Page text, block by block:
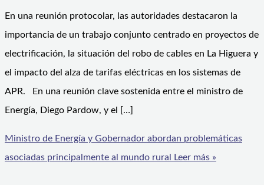
En una reunión protocolar, las autoridades destacaron la
importancia de un trabajo conjunto centrado en proyectos de
electrificación, la situación del robo de cables en La Higuera y
el impacto del alza de tarifas eléctricas en los sistemas de
APR. En una reunión clave sostenida entre el ministro de
Energía, Diego Pardow, y el […]
Ministro de Energía y Gobernador abordan problemáticas
asociadas principalmente al mundo rural
Leer más »